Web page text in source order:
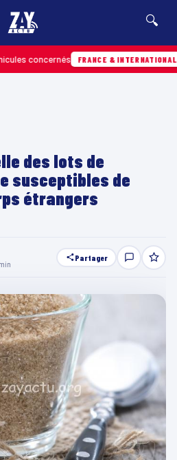
🔍
FRANCE & INTERNATIONALE 07/
des lots de
susceptibles de
étrangers
Partager